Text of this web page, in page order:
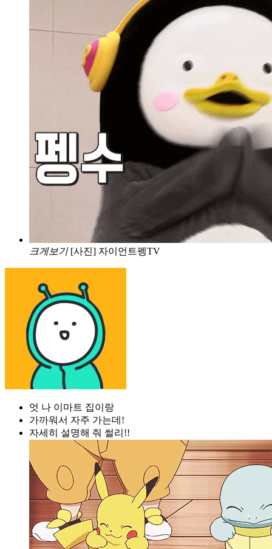
크게보기 [사진] 자이언트펭TV
엇 나 이마트 집이랑
가까워서 자주 가는데!
자세히 설명해 줘 썰리!!